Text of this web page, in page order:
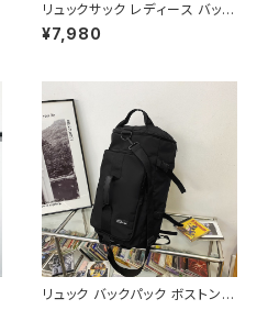
リュックサック レディース バック
パック 通学バッグ カジュアルリ
ュック 大容量 高校生 中学生 韓
¥7,980
リュック バックパック ボストンバ